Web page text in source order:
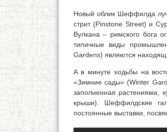
Новый облик Шеффилда
стрит (Pinstone Street) и
Вулкана – римского бога
типичные виды
Gardens) являются
А в минуте ходьбы на
«Зимние сады» (Winter
заполненная растениями,
крыши). Шеффилдские
постоянные выставки,